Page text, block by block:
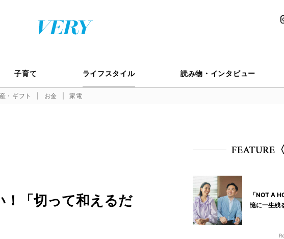
子育て ライフスタイル 読み物・インタビュー
・ギフト お金 家電
「切って和えるだ
FEATURE〈
「NOT A
憶に一生残